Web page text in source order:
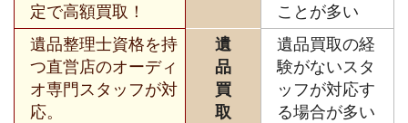
定で高額買取！
ことが多い
遺品整理士資格を持
つ直営店のオーディ
オ専門スタッフが対
応。
遺
品
買
取
遺品買取の経
験がないスタ
ッフが対応す
る場合が多い